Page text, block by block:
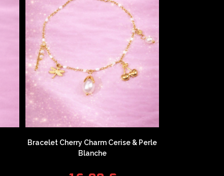
Bracelet Cherry Charm Cerise & Perle
Blanche